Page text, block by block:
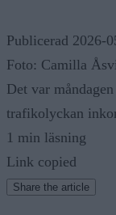
Publicerad 2026-
Foto: Camilla
Det var
trafikolyckan
1 min läsning
Link copied
Share the article